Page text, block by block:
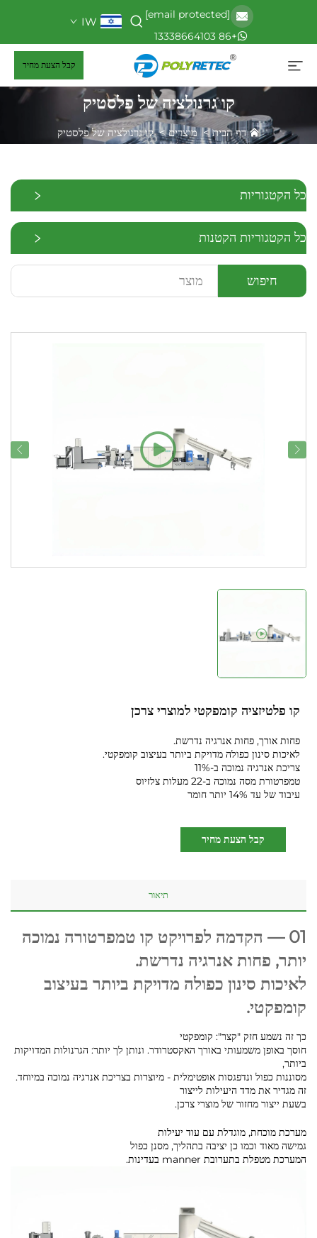
[email protected]
+86 13338664103
IW
קבל הצעת מחיר
קו גרנולציה של פלסטיק
דף הבית>מוצרים>קו גרנולציה של פלסטיק
כל הקטגוריות
כל הקטגוריות הקטנות
חיפוש
קו פלטיזציה קומפקטי למוצרי צרכן
פחות אורך, פחות אנרגיה נדרשת.
לאיכות סינון כפולה מדויקת ביותר בעיצוב קומפקטי.
צריכת אנרגיה נמוכה ב-11%
טמפרטורת מסה נמוכה ב-22 מעלות צלזיוס
עיבוד של עד 14% יותר חומר
קבל הצעת מחיר
תיאור
01 — הקדמה לפרויקט קו טמפרטורה נמוכה
יותר, פחות אנרגיה נדרשת.
לאיכות סינון כפולה מדויקת ביותר בעיצוב
קומפקטי.
כך זה נשמע חזק "קצר": קומפקטי
חוסך באופן משמעותי באורך האקסטרודר. ונותן לך יותר: הגרנולות המדויקות
ביותר,
מסוננות כפול ונדפגסות אופטימלית - מיוצרות בצריכת אנרגיה נמוכה במיוחד.
זה מגדיר את מדד היעילות לייצור
בשעת ייצור מחזור של מוצרי צרכן.
מערכת מוכחת, מוגדלת עם עוד יעילות
גמישה מאוד וכמו כן יציבה בתהליך, מסנן כפול
המערכת מטפלת בתערובת manner בעדינות.